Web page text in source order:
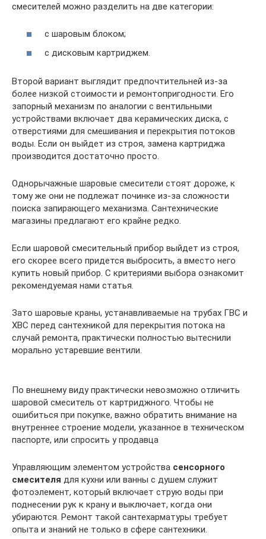
смесителей можно разделить на две категории:
с шаровым блоком;
с дисковым картриджем.
Второй вариант выглядит предпочтительней из-за
более низкой стоимости и ремонтопригодности. Его
запорный механизм по аналогии с вентильными
устройствами включает два керамических диска, с
отверстиями для смешивания и перекрытия потоков
воды. Если он выйдет из строя, замена картриджа
производится достаточно просто.
Однорычажные шаровые смесители стоят дороже, к
тому же они не подлежат починке из-за сложности
поиска запирающего механизма. Сантехнические
магазины предлагают его крайне редко.
Если шаровой смесительный прибор выйдет из строя,
его скорее всего придется выбросить, а вместо него
купить новый прибор. С критериями выбора ознакомит
рекомендуемая нами статья.
Зато шаровые краны, устанавливаемые на трубах ГВС и
ХВС перед сантехникой для перекрытия потока на
случай ремонта, практически полностью вытеснили
морально устаревшие вентили.
По внешнему виду практически невозможно отличить
шаровой смеситель от картриджного. Чтобы не
ошибиться при покупке, важно обратить внимание на
внутреннее строение модели, указанное в техническом
паспорте, или спросить у продавца
Управляющим элементом устройства сенсорного
смесителя для кухни или ванны с душем служит
фотоэлемент, который включает струю воды при
поднесении рук к крану и выключает, когда они
убираются. Ремонт такой сантехарматуры требует
опыта и знаний не только в сфере сантехники.